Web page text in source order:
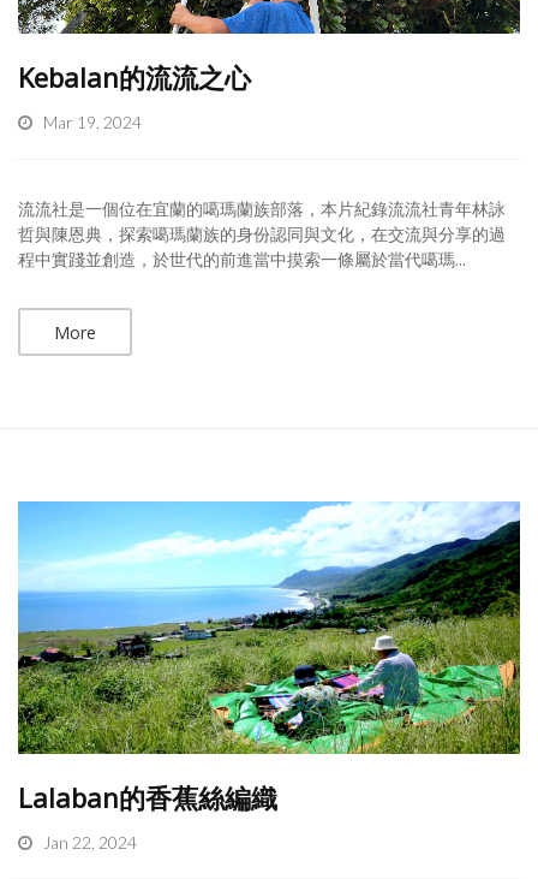
Kebalan的流流之心
Mar 19, 2024
流流社是一個位在宜蘭的噶瑪蘭族部落，本片紀錄流流社青年林詠
哲與陳恩典，探索噶瑪蘭族的身份認同與文化，在交流與分享的過
程中實踐並創造，於世代的前進當中摸索一條屬於當代噶瑪...
More
Lalaban的香蕉絲編織
Jan 22, 2024